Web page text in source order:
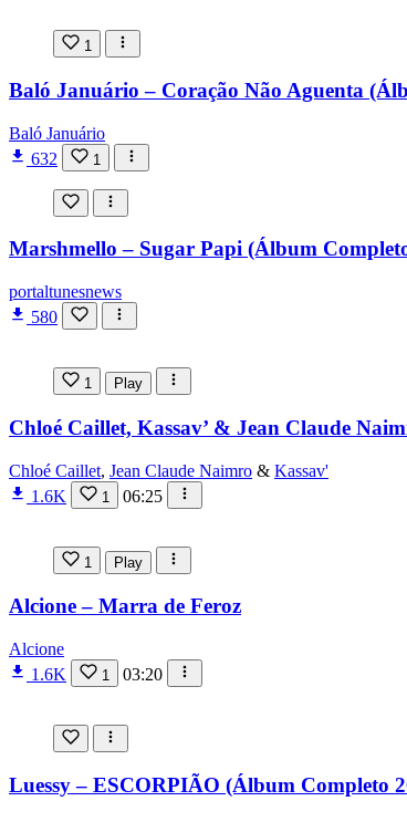
1
Baló Januário – Coração Não Aguenta
Baló Januário
632
1
Marshmello – Sugar Papi (Álbum
portaltunesnews
580
1 Play
Chloé Caillet, Kassav’ & Jean Claude
Chloé Caillet, Jean Claude Naimro & Kassav'
1.6K
1 06:25
1 Play
Alcione – Marra de Feroz
Alcione
1.6K
1 03:20
Luessy – ESCORPIÃO (Álbum Completo